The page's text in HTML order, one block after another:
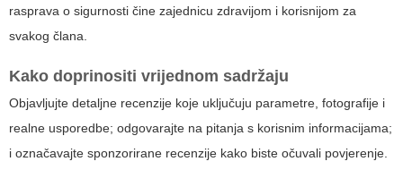
rasprava o sigurnosti čine zajednicu zdravijom i korisnijom za
svakog člana.
Kako doprinositi vrijednom sadržaju
Objavljujte detaljne recenzije koje uključuju parametre, fotografije i
realne usporedbe; odgovarajte na pitanja s korisnim informacijama;
i označavajte sponzorirane recenzije kako biste očuvali povjerenje.